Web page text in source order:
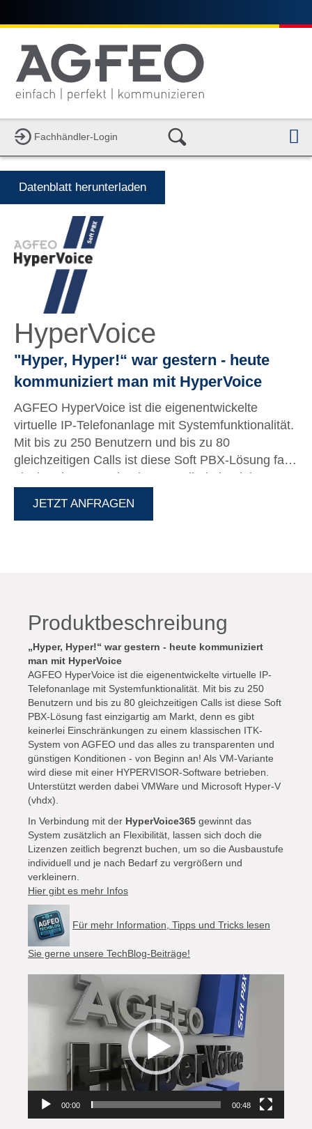
Fachhändler-Login
Datenblatt herunterladen
HyperVoice
"Hyper, Hyper!“ war gestern - heute
kommuniziert man mit HyperVoice
AGFEO HyperVoice ist die eigenentwickelte
virtuelle IP-Telefonanlage mit Systemfunktionalität.
Mit bis zu 250 Benutzern und bis zu 80
gleichzeitigen Calls ist diese Soft PBX-Lösung fast
einzigartig am Markt, denn es gibt keinerlei
JETZT ANFRAGEN
Produktbeschreibung
„Hyper, Hyper!“ war gestern - heute kommuniziert
man mit HyperVoice
AGFEO HyperVoice ist die eigenentwickelte virtuelle IP-
Telefonanlage mit Systemfunktionalität. Mit bis zu 250
Benutzern und bis zu 80 gleichzeitigen Calls ist diese Soft
PBX-Lösung fast einzigartig am Markt, denn es gibt
keinerlei Einschränkungen zu einem klassischen ITK-
System von AGFEO und das alles zu transparenten und
günstigen Konditionen - von Beginn an! Als VM-Variante
wird diese mit einer HYPERVISOR-Software betrieben.
Unterstützt werden dabei VMWare und Microsoft Hyper-V
(vhdx).
In Verbindung mit der HyperVoice365 gewinnt das
System zusätzlich an Flexibilität, lassen sich doch die
Lizenzen zeitlich begrenzt buchen, um so die Ausbaustufe
individuell und je nach Bedarf zu vergrößern und
verkleinern.
Hier gibt es mehr Infos
Für mehr Information, Tipps und Tricks lesen
Sie gerne unsere TechBlog-Beiträge!
00:00 00:48